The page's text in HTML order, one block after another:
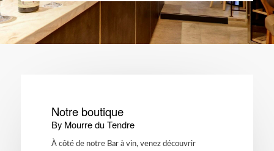
Notre boutique
By Mourre du Tendre
À côté de notre Bar à vin, venez découvrir